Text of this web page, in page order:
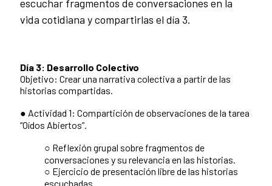
escuchar fragmentos de conversaciones en la
vida cotidiana y compartirlas el día 3.
Día 3: Desarrollo Colectivo
Objetivo: Crear una narrativa colectiva a partir de las
historias compartidas.
● Actividad 1: Compartición de observaciones de la tarea
“Oídos Abiertos”.
○ Reflexión grupal sobre fragmentos de
conversaciones y su relevancia en las historias.
○ Ejercicio de presentación libre de las historias
escuchadas